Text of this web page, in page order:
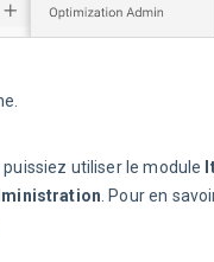
puissiez utiliser le module
. Pour en